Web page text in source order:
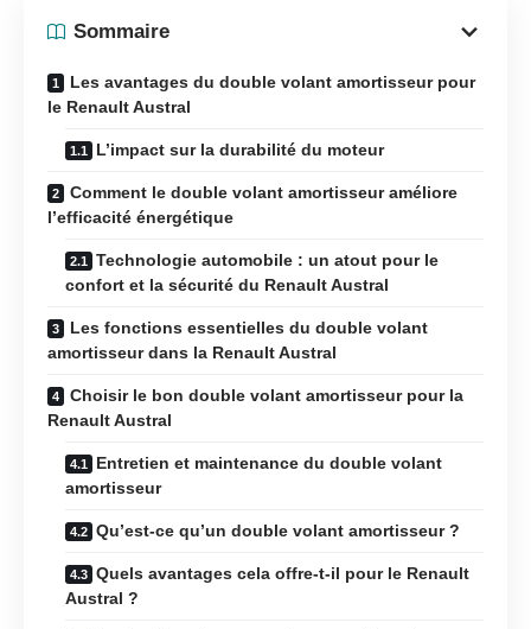
Sommaire
Les avantages du double volant amortisseur pour
le Renault Austral
L’impact sur la durabilité du moteur
Comment le double volant amortisseur améliore
l’efficacité énergétique
Technologie automobile : un atout pour le
confort et la sécurité du Renault Austral
Les fonctions essentielles du double volant
amortisseur dans la Renault Austral
Choisir le bon double volant amortisseur pour la
Renault Austral
Entretien et maintenance du double volant
amortisseur
Qu’est-ce qu’un double volant amortisseur ?
Quels avantages cela offre-t-il pour le Renault
Austral ?